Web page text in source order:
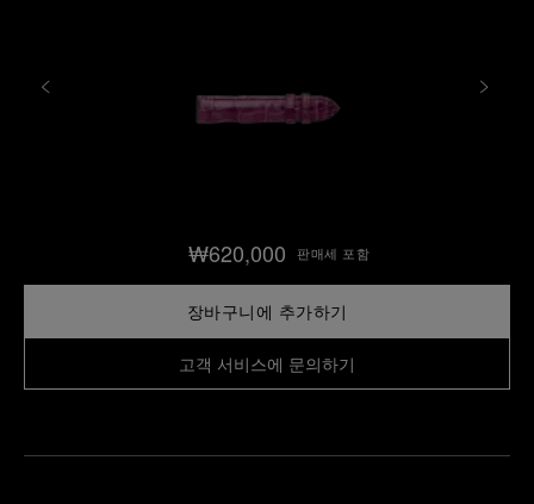
₩620,000 판매세 포함
장바구니에 추가하기
고객 서비스에 문의하기